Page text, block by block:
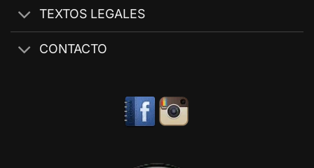
TEXTOS LEGALES
CONTACTO